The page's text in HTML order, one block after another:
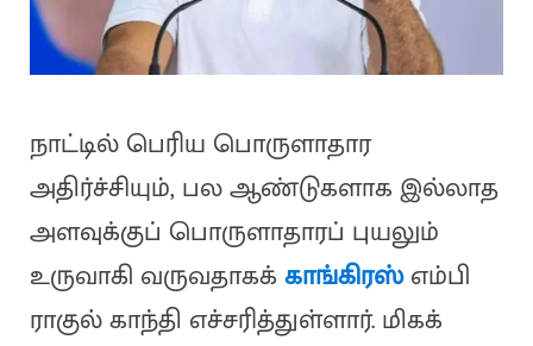
நாட்டில் பெரிய பொருளாதார
அதிர்ச்சியும், பல ஆண்டுகளாக இல்லாத
அளவுக்குப் பொருளாதாரப் புயலும்
உருவாகி வருவதாகக்காங்கிரஸ்எம்பி
ராகுல் காந்தி எச்சரித்துள்ளார். மிகக்